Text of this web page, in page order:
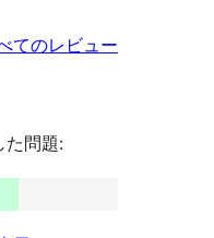
てのレビュー
た問題: